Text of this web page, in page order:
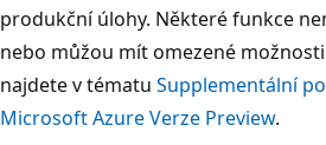
produkční úlohy. Některé funkce
nebo můžou mít omezené
najdete v tématu Supplementální
Microsoft Azure Verze Preview.